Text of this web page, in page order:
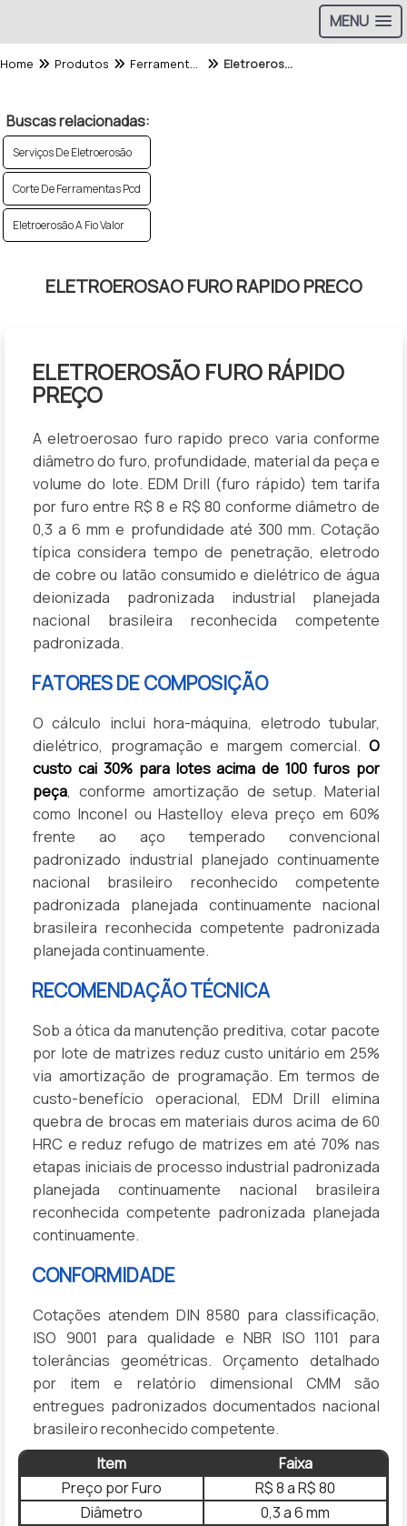
MENU
Home Produtos Ferramentaria e eletroerosao - Categoria Eletroerosao Furo Rapido Preco
Buscas relacionadas:
Serviços De Eletroerosão
Corte De Ferramentas Pcd
Eletroerosão A Fio Valor
ELETROEROSAO FURO RAPIDO PRECO
ELETROEROSÃO FURO RÁPIDO
PREÇO
A eletroerosao furo rapido preco varia conforme
diâmetro do furo, profundidade, material da peça e
volume do lote. EDM Drill (furo rápido) tem tarifa
por furo entre R$ 8 e R$ 80 conforme diâmetro de
0,3 a 6 mm e profundidade até 300 mm. Cotação
típica considera tempo de penetração, eletrodo
de cobre ou latão consumido e dielétrico de água
deionizada padronizada industrial planejada
nacional brasileira reconhecida competente
padronizada.
FATORES DE COMPOSIÇÃO
O cálculo inclui hora-máquina, eletrodo tubular,
dielétrico, programação e margem comercial. O
custo cai 30% para lotes acima de 100 furos por
peça, conforme amortização de setup. Material
como Inconel ou Hastelloy eleva preço em 60%
frente ao aço temperado convencional
padronizado industrial planejado continuamente
nacional brasileiro reconhecido competente
padronizada planejada continuamente nacional
brasileira reconhecida competente padronizada
planejada continuamente.
RECOMENDAÇÃO TÉCNICA
Sob a ótica da manutenção preditiva, cotar pacote
por lote de matrizes reduz custo unitário em 25%
via amortização de programação. Em termos de
custo-benefício operacional, EDM Drill elimina
quebra de brocas em materiais duros acima de 60
HRC e reduz refugo de matrizes em até 70% nas
etapas iniciais de processo industrial padronizada
planejada continuamente nacional brasileira
reconhecida competente padronizada planejada
continuamente.
CONFORMIDADE
Cotações atendem DIN 8580 para classificação,
ISO 9001 para qualidade e NBR ISO 1101 para
tolerâncias geométricas. Orçamento detalhado
por item e relatório dimensional CMM são
entregues padronizados documentados nacional
brasileiro reconhecido competente.
Item
Faixa
Preço por Furo
R$ 8 a R$ 80
Diâmetro
0,3 a 6 mm